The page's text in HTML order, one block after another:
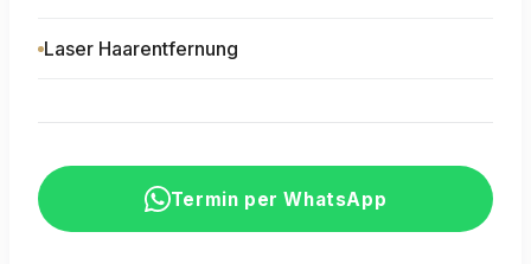
Laser Haarentfernung
Termin per WhatsApp